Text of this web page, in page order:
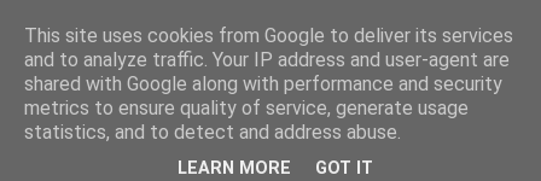
Badiale & Tringali
This site uses cookies from Google to deliver its services
and to analyze traffic. Your IP address and user-agent are
shared with Google along with performance and security
metrics to ensure quality of service, generate usage
statistics, and to detect and address abuse.
LEARN MORE GOT IT